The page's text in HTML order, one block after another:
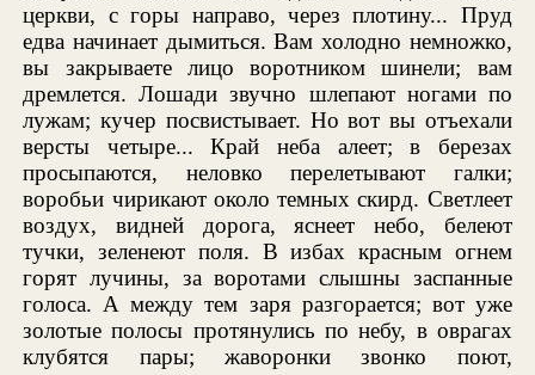
церкви, с горы направо, через плотину... Пруд
едва начинает дымиться. Вам холодно немножко,
вы закрываете лицо воротником шинели; вам
дремлется. Лошади звучно шлепают ногами по
лужам; кучер посвистывает. Но вот вы отъехали
версты четыре... Край неба алеет; в березах
просыпаются, неловко перелетывают галки;
воробьи чирикают около темных скирд. Светлеет
воздух, видней дорога, яснеет небо, белеют
тучки, зеленеют поля. В избах красным огнем
горят лучины, за воротами слышны заспанные
голоса. А между тем заря разгорается; вот уже
золотые полосы протянулись по небу, в оврагах
клубятся пары; жаворонки звонко поют,